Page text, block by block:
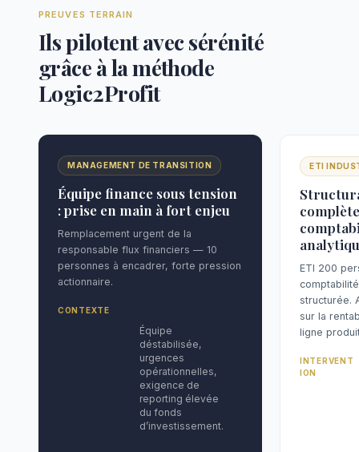
PREUVES TERRAIN
Ils pilotent avec sérénité
grâce à la méthode
Logic2Profit
MANAGEMENT DE TRANSITION
Équipe finance sous tension
: prise en main à fort enjeu
Remplacement urgent de la
responsable flux financiers — 10
personnes à encadrer, forte pression
actionnaire.
CONTEXTE
Équipe
déstabilisée,
urgences
opérationnelles,
exigence de
reporting élevée
du fonds
d’investissement.
ETI
ETI 200
structurée.
sur la
ligne
INTERVENT
ION